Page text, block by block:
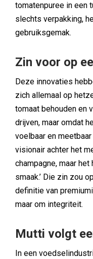
tomatenpuree in een
slechts verpakking,
gebruiksgemak.
Zin voor op
Deze innovaties
zich allemaal op
tomaat behouden en
drijven, maar omdat
voelbaar en
visionair achter het
champagne, maar
smaak.’ Die zin zou
definitie van
maar om integriteit.
Mutti volgt
In een